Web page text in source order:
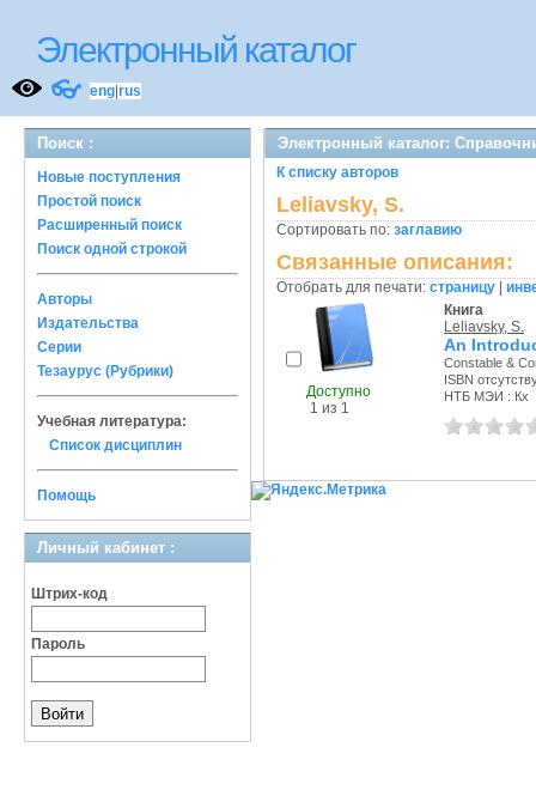
Электронный каталог
👓 eng rus
Поиск :
Новые поступления
Простой поиск
Расширенный поиск
Поиск одной строкой
Авторы
Издательства
Серии
Тезаурус (Рубрики)
Учебная литература:
Список дисциплин
Помощь
Личный кабинет :
Штрих-код
Пароль
Электронный каталог:
К списку авторов
Leliavsky, S.
Сортировать по: заглавию
Связанные описания:
Отобрать для печати: страницу
Доступно
1 из 1
Книга
Leliavsky, S.
An
Constable &
ISBN
НТБ МЭИ : Кх